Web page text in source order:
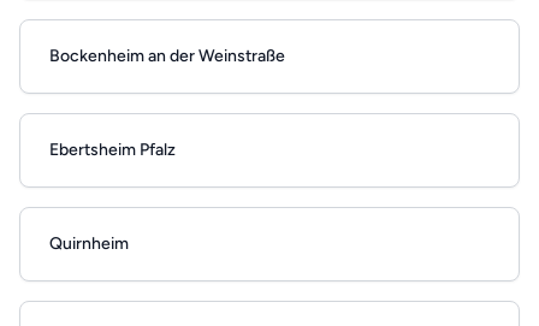
Bockenheim an der Weinstraße
Ebertsheim Pfalz
Quirnheim